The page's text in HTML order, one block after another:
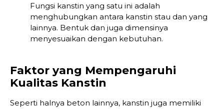
Fungsi kanstin yang satu ini adalah
menghubungkan antara kanstin stau dan yang
lainnya. Bentuk dan juga dimensinya
menyesuaikan dengan kebutuhan.
Faktor yang Mempengaruhi
Kualitas Kanstin
Seperti halnya beton lainnya, kanstin juga memiliki